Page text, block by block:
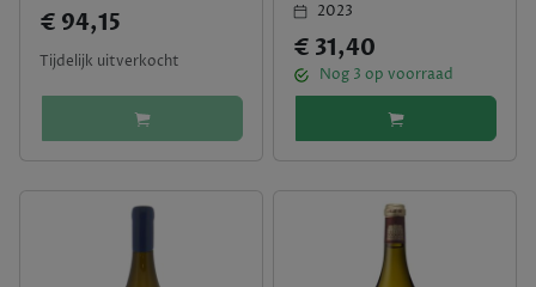
€ 94,15
Tijdelijk uitverkocht
2023
€ 31,40
Nog 3 op voorraad